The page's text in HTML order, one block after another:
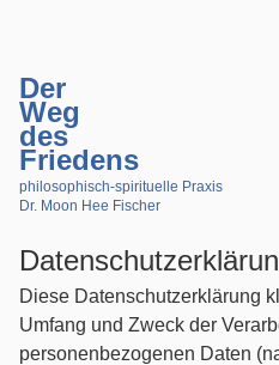
Der
Weg
des
Friedens
philosophisch-spirituelle Praxis
Dr. Moon Hee Fischer
Diese Datenschutzerklärung
Umfang und Zweck der
personenbezogenen Daten